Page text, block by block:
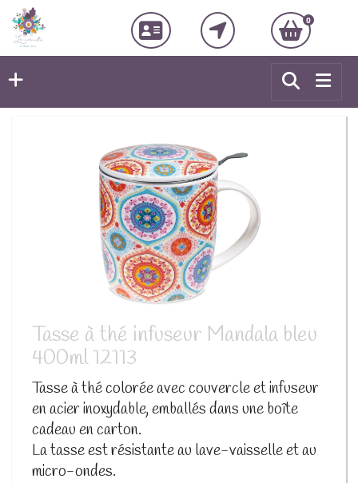
0
Tasse à thé infuseur Mandala bleu
400ml 12113
Tasse à thé colorée avec couvercle et infuseur
en acier inoxydable, emballés dans une boîte
cadeau en carton.
La tasse est résistante au lave-vaisselle et au
micro-ondes.